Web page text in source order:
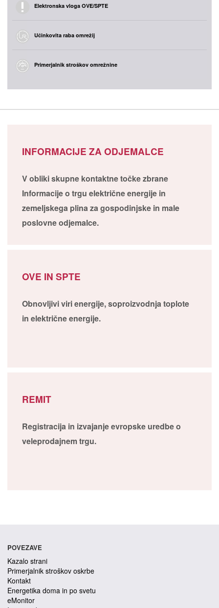
Elektronska vloga OVE/SPTE
Učinkovita raba omrežij
Primerjalnik stroškov omrežnine
INFORMACIJE ZA ODJEMALCE
V obliki skupne kontaktne točke zbrane
Informacije o trgu električne energije in
zemeljskega plina za gospodinjske in male
poslovne odjemalce.
OVE IN SPTE
Obnovljivi viri energije, soproizvodnja toplote
in električne energije.
REMIT
Registracija in izvajanje evropske uredbe o
veleprodajnem trgu.
POVEZAVE
Kazalo strani
Primerjalnik stroškov oskrbe
Kontakt
Energetika doma in po svetu
eMonitor